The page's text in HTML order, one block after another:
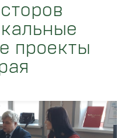
проекты